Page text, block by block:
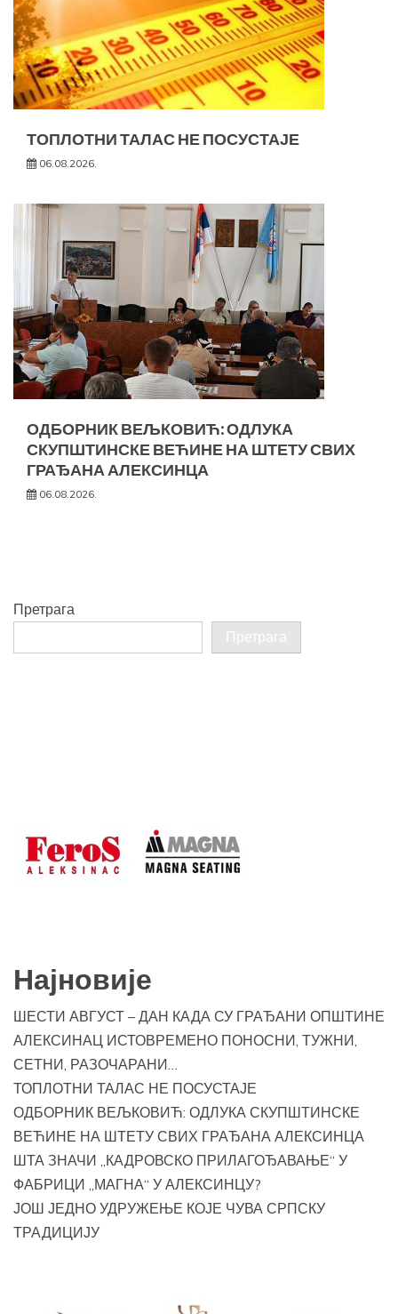
ТОПЛОТНИ ТАЛАС НЕ ПОСУСТАЈЕ
06.08.2026.
ОДБОРНИК ВЕЉКОВИЋ: ОДЛУКА
СКУПШТИНСКЕ ВЕЋИНЕ НА ШТЕТУ СВИХ
ГРАЂАНА АЛЕКСИНЦА
06.08.2026.
Претрага
Претрага
Најновије
ШЕСТИ АВГУСТ – ДАН КАДА СУ ГРАЂАНИ ОПШТИНЕ
АЛЕКСИНАЦ ИСТОВРЕМЕНО ПОНОСНИ, ТУЖНИ,
СЕТНИ, РАЗОЧАРАНИ…
ТОПЛОТНИ ТАЛАС НЕ ПОСУСТАЈЕ
ОДБОРНИК ВЕЉКОВИЋ: ОДЛУКА СКУПШТИНСКЕ
ВЕЋИНЕ НА ШТЕТУ СВИХ ГРАЂАНА АЛЕКСИНЦА
ШТА ЗНАЧИ „КАДРОВСКО ПРИЛАГОЂАВАЊЕ“ У
ФАБРИЦИ „МАГНА“ У АЛЕКСИНЦУ?
ЈОШ ЈЕДНО УДРУЖЕЊЕ КОЈЕ ЧУВА СРПСКУ
ТРАДИЦИЈУ